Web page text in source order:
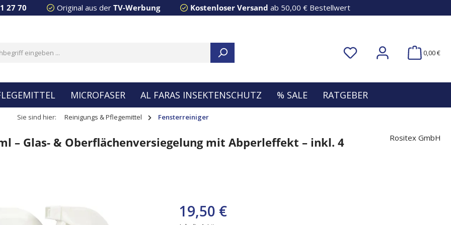
27 70 Original aus der TV-Werbung Kostenloser Versand ab 50,00 € Bestellwert
0,00 €
MICROFASER AL FARAS INSEKTENSCHUTZ % SALE RATGEBER
Sie sind hier: Reinigungs & Pflegemittel Fensterreiniger
– Glas- & Oberflächenversiegelung mit Abperleffekt – inkl. 4
Rositex GmbH
19,50 €